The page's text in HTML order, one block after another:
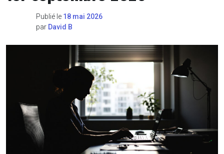
Publié le 18 mai 2026
par David B